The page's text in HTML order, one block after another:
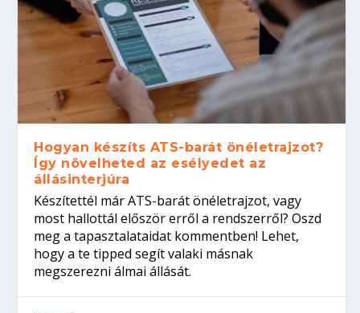
Hogyan készíts ATS-barát önéletrajzot?
Így növelheted az esélyedet az
állásinterjúra
Készítettél már ATS-barát önéletrajzot, vagy
most hallottál először erről a rendszerről? Oszd
meg a tapasztalataidat kommentben! Lehet,
hogy a te tipped segít valaki másnak
megszerezni álmai állását.